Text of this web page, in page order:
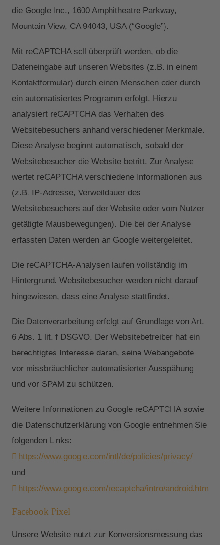
die Google Inc., 1600 Amphitheatre Parkway,
Mountain View, CA 94043, USA (“Google”).
Mit reCAPTCHA soll überprüft werden, ob die
Dateneingabe auf unseren Websites (z.B. in einem
Kontaktformular) durch einen Menschen oder durch
ein automatisiertes Programm erfolgt. Hierzu
analysiert reCAPTCHA das Verhalten des
Websitebesuchers anhand verschiedener Merkmale.
Diese Analyse beginnt automatisch, sobald der
Websitebesucher die Website betritt. Zur Analyse
wertet reCAPTCHA verschiedene Informationen aus
(z.B. IP-Adresse, Verweildauer des
Websitebesuchers auf der Website oder vom Nutzer
getätigte Mausbewegungen). Die bei der Analyse
erfassten Daten werden an Google weitergeleitet.
Die reCAPTCHA-Analysen laufen vollständig im
Hintergrund. Websitebesucher werden nicht darauf
hingewiesen, dass eine Analyse stattfindet.
Die Datenverarbeitung erfolgt auf Grundlage von Art.
6 Abs. 1 lit. f DSGVO. Der Websitebetreiber hat ein
berechtigtes Interesse daran, seine Webangebote
vor missbräuchlicher automatisierter Ausspähung
und vor SPAM zu schützen.
Weitere Informationen zu Google reCAPTCHA sowie
die Datenschutzerklärung von Google entnehmen Sie
folgenden Links:
https://www.google.com/intl/de/policies/privacy/
und
https://www.google.com/recaptcha/intro/android.html
Facebook Pixel
Unsere Website nutzt zur Konversionsmessung das